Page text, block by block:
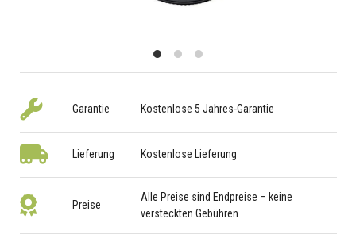
Garantie Kostenlose 5 Jahres-Garantie
Lieferung Kostenlose Lieferung
Preise
Alle Preise sind Endpreise – keine
versteckten Gebühren